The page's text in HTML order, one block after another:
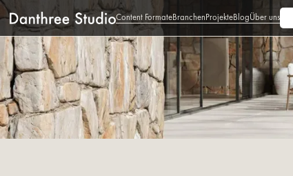
Content FormateBranchenProjekteBlogÜber uns